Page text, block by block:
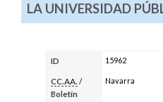
LA UNIVERSIDAD
ID 15962
CC.AA. /
Boletín
Navarra